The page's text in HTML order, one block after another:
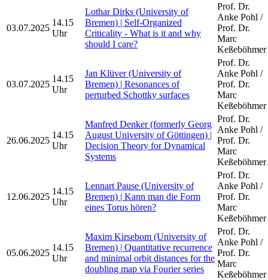
03.07.2025
14.15
Uhr
Lothar Dirks (University of
Bremen) | Self-Organized
Criticality - What is it and why
should I care?
Prof. Dr.
Anke Pohl /
Prof. Dr.
Marc
Keßeböhmer
03.07.2025
14.15
Uhr
Jan Klüver (University of
Bremen) | Resonances of
perturbed Schottky surfaces
Prof. Dr.
Anke Pohl /
Prof. Dr.
Marc
Keßeböhmer
26.06.2025
14.15
Uhr
Manfred Denker (formerly Georg
August University of Göttingen) |
Decision Theory for Dynamical
Systems
Prof. Dr.
Anke Pohl /
Prof. Dr.
Marc
Keßeböhmer
12.06.2025
14.15
Uhr
Lennart Pause (University of
Bremen) | Kann man die Form
eines Torus hören?
Prof. Dr.
Anke Pohl /
Prof. Dr.
Marc
Keßeböhmer
05.06.2025
14.15
Uhr
Maxim Kirsebom (University of
Bremen) | Quantitative recurrence
and minimal orbit distances for the
doubling map via Fourier series
Prof. Dr.
Anke Pohl /
Prof. Dr.
Marc
Keßeböhmer